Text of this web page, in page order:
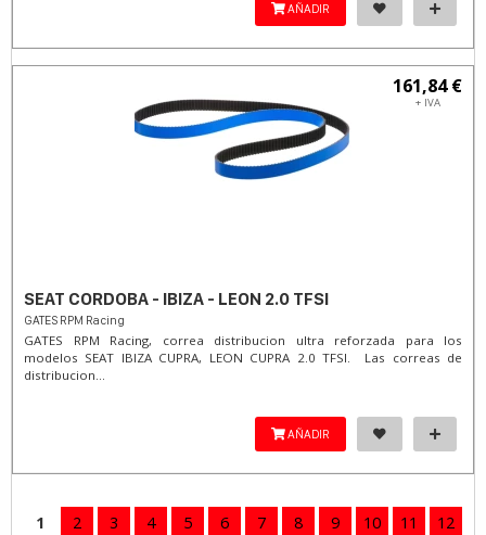
AÑADIR
161,84 €
+ IVA
SEAT CORDOBA - IBIZA - LEON 2.0 TFSI
GATES RPM Racing
GATES RPM Racing, correa distribucion ultra reforzada para los
modelos SEAT IBIZA CUPRA, LEON CUPRA 2.0 TFSI. Las correas de
distribucion...
AÑADIR
1 2 3 4 5 6 7 8 9 10 11
12